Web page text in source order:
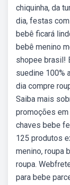
chiquinha, da
dia, festas
bebê ficará
bebê menino
shopee brasil!
suedine 100%
dia compre
Saiba mais
promoções
chaves bebe
125 produtos
menino, roupa
roupa.
para bebe